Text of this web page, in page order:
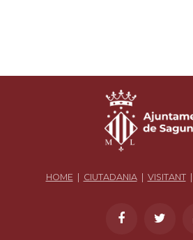
HOME | CIUTADANIA| VISITANT|